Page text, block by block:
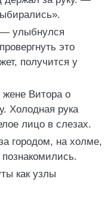
— улыбнулся
это
получится у
Витора о
Холодная рука
лицо в слезах.
городом, на холме,
как узлы